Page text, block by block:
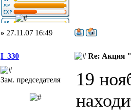
» 27.11.07 16:49
I_330 Re: Акция
Зам. председателя
19